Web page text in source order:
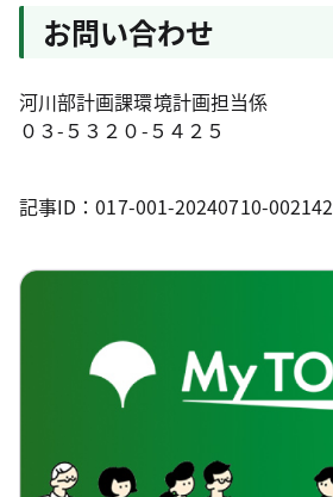
お問い合わせ
河川部計画課環境計画担当係
０３-５３２０-５４２５
記事ID：017-001-20240710-002142